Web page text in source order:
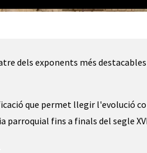
dels exponents més
que permet llegir l'evolució
parroquial fins a finals del segle